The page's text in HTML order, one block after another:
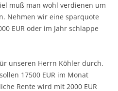
muß man wohl verdienen um
Nehmen wir eine sparquote
EUR oder im Jahr schlappe
unseren Herrn Köhler durch.
17500 EUR im Monat
Rente wird mit 2000 EUR